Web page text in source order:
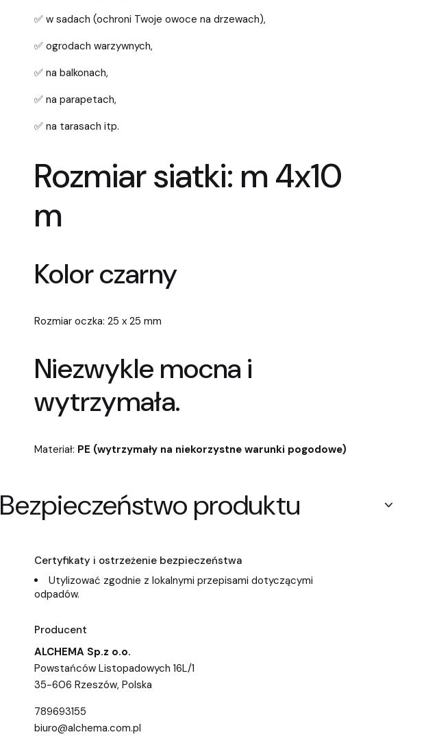
✅ w sadach (ochroni Twoje owoce na drzewach),
✅ ogrodach warzywnych,
✅ na balkonach,
✅ na parapetach,
✅ na tarasach itp.
Rozmiar siatki: m 4x10
m
Kolor czarny
Rozmiar oczka: 25 x 25 mm
Niezwykle mocna i
wytrzymała.
Materiał: PE (wytrzymały na niekorzystne warunki pogodowe)
Bezpieczeństwo produktu
Certyfikaty i ostrzeżenie bezpieczeństwa
Utylizować zgodnie z lokalnymi przepisami dotyczącymi
odpadów.
Producent
ALCHEMA Sp.z o.o.
Powstańców Listopadowych 16L/1
35-606 Rzeszów, Polska
789693155
biuro@alchema.com.pl